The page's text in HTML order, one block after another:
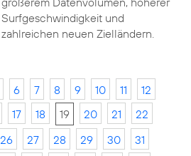
Surfgeschwindigkeit und
zahlreichen neuen Zielländern.
6 7 8 9 10 11
12
17 18 19 20 21
22
26 27 28 29 30
31